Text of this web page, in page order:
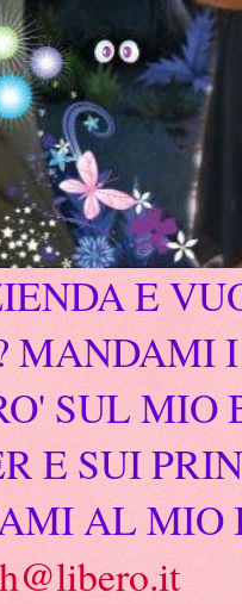
E
MANDAMI
SUL
E SUI
AL